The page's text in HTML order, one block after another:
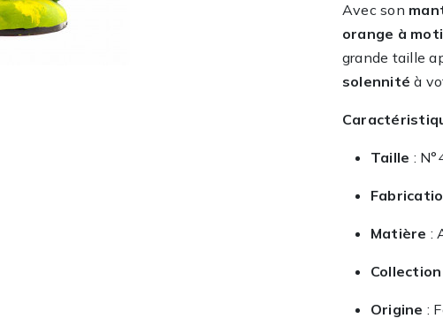
Avec son
orange à
grande taille
solennité à
Taille :
Matière :
Collection
Origine :